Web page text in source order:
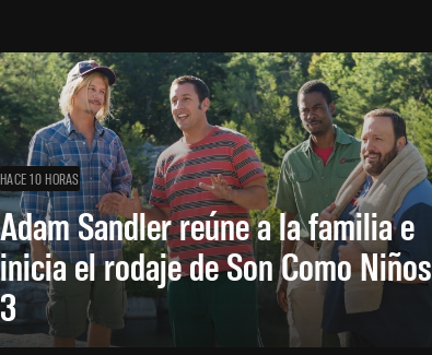
HACE 10 HORAS
Adam Sandler reúne a la familia e
inicia el rodaje de Son Como Niños
3